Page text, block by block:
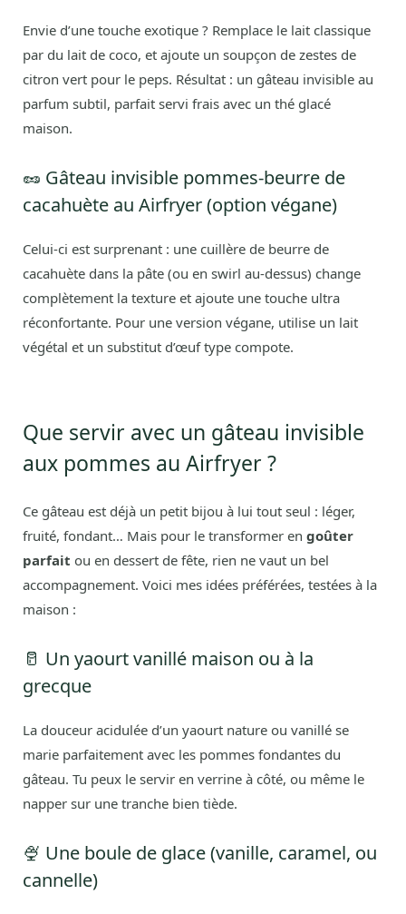
Envie d’une touche exotique ? Remplace le lait classique
par du lait de coco, et ajoute un soupçon de zestes de
citron vert pour le peps. Résultat : un gâteau invisible au
parfum subtil, parfait servi frais avec un thé glacé
maison.
🥜 Gâteau invisible pommes-beurre de
cacahuète au Airfryer (option végane)
Celui-ci est surprenant : une cuillère de beurre de
cacahuète dans la pâte (ou en swirl au-dessus) change
complètement la texture et ajoute une touche ultra
réconfortante. Pour une version végane, utilise un lait
végétal et un substitut d’œuf type compote.
Que servir avec un gâteau invisible
aux pommes au Airfryer ?
Ce gâteau est déjà un petit bijou à lui tout seul : léger,
fruité, fondant… Mais pour le transformer en goûter
parfait ou en dessert de fête, rien ne vaut un bel
accompagnement. Voici mes idées préférées, testées à la
maison :
🥛 Un yaourt vanillé maison ou à la
grecque
La douceur acidulée d’un yaourt nature ou vanillé se
marie parfaitement avec les pommes fondantes du
gâteau. Tu peux le servir en verrine à côté, ou même le
napper sur une tranche bien tiède.
🍨 Une boule de glace (vanille, caramel, ou
cannelle)